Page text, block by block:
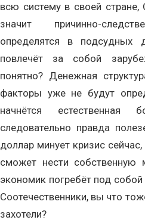
всю систему в своей
значит причинно-
определятся в подсудных
повлечёт за собой
понятно? Денежная
факторы уже не будут
начнётся естественная
следовательно правда
доллар минует кризис
сможет нести собственную
экономик погребёт под
Соотечественники, вы что
захотели?